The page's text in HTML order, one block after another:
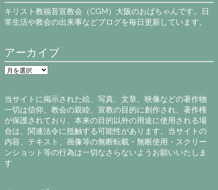
キリスト教福音宣教会（CGM）大阪のおばちゃんです。日
常生活や教会の出来事などブログを毎日更新しています。
アーカイブ
ア
ー
ブ
当サイトに掲示された絵、写真、文章、映像などの著作物
一切は信仰、教会の親睦、宣教の目的に創作され、著作権
が保護されており、本来の目的以外の用途に使用される場
合は、関連法令に抵触する可能性があります。当サイトの
内容、テキスト、画像等の無断転載・無断使用・スクリー
ンショット等の行為は一切なさらないようお願いいたしま
す